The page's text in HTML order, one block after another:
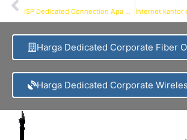
ISP Dedicated Connection Apa Saja Layanan nya ya
Harga Dedicated Corporate Fiber
Harga Dedicated Corporate